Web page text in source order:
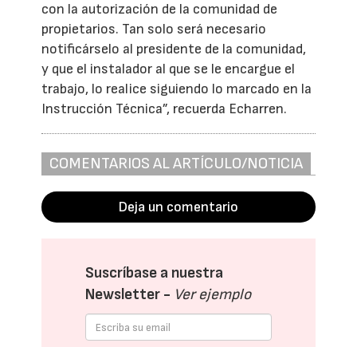
con la autorización de la comunidad de
propietarios. Tan solo será necesario
notificárselo al presidente de la comunidad,
y que el instalador al que se le encargue el
trabajo, lo realice siguiendo lo marcado en la
Instrucción Técnica”, recuerda Echarren.
COMENTARIOS AL ARTÍCULO/NOTICIA
Deja un comentario
Suscríbase a nuestra
Newsletter - Ver ejemplo